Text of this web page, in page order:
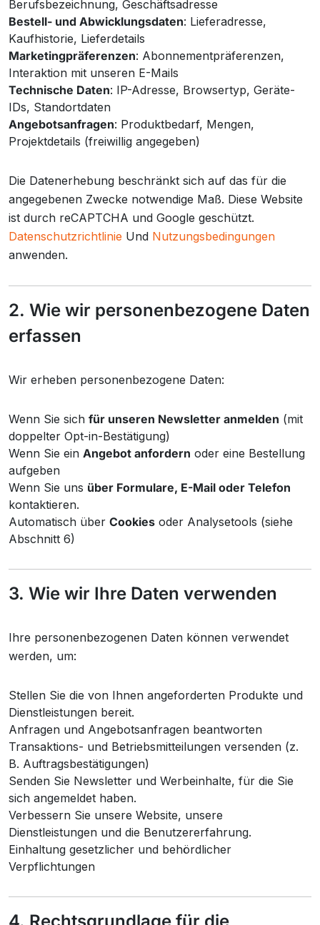
Berufsbezeichnung, Geschäftsadresse
Bestell- und Abwicklungsdaten: Lieferadresse,
Kaufhistorie, Lieferdetails
Marketingpräferenzen: Abonnementpräferenzen,
Interaktion mit unseren E-Mails
Technische Daten: IP-Adresse, Browsertyp, Geräte-
IDs, Standortdaten
Angebotsanfragen: Produktbedarf, Mengen,
Projektdetails (freiwillig angegeben)
Die Datenerhebung beschränkt sich auf das für die
angegebenen Zwecke notwendige Maß. Diese Website
ist durch reCAPTCHA und Google geschützt.
Datenschutzrichtlinie Und Nutzungsbedingungen
anwenden.
2. Wie wir personenbezogene Daten
erfassen
Wir erheben personenbezogene Daten:
Wenn Sie sich für unseren Newsletter anmelden (mit
doppelter Opt-in-Bestätigung)
Wenn Sie ein Angebot anfordern oder eine Bestellung
aufgeben
Wenn Sie uns über Formulare, E-Mail oder Telefon
kontaktieren.
Automatisch über Cookies oder Analysetools (siehe
Abschnitt 6)
3. Wie wir Ihre Daten verwenden
Ihre personenbezogenen Daten können verwendet
werden, um:
Stellen Sie die von Ihnen angeforderten Produkte und
Dienstleistungen bereit.
Anfragen und Angebotsanfragen beantworten
Transaktions- und Betriebsmitteilungen versenden (z.
B. Auftragsbestätigungen)
Senden Sie Newsletter und Werbeinhalte, für die Sie
sich angemeldet haben.
Verbessern Sie unsere Website, unsere
Dienstleistungen und die Benutzererfahrung.
Einhaltung gesetzlicher und behördlicher
Verpflichtungen